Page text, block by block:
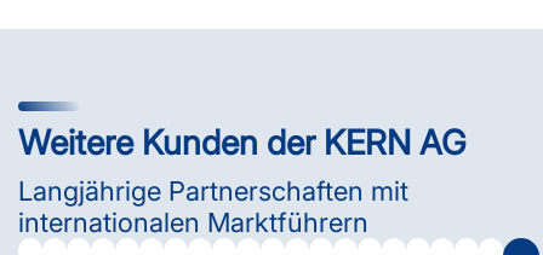
Weitere Kunden der KERN AG
Langjährige Partnerschaften mit
internationalen Marktführern